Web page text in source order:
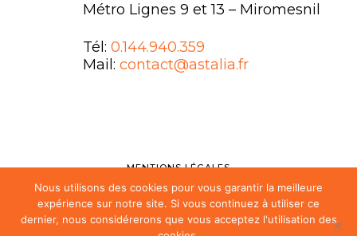
Métro Lignes 9 et 13 – Miromesnil
Tél: 0.144.940.359
Mail: contact@astalia.fr
MENTIONS LÉGALES
FAQ
DÉVELOPPEMENT PAR L’AGENCE SHOKOLA
Nous utilisons des cookies pour vous garantir la meilleure
expérience sur notre site. Si vous continuez à utiliser ce
dernier, nous considérerons que vous acceptez l'utilisation des